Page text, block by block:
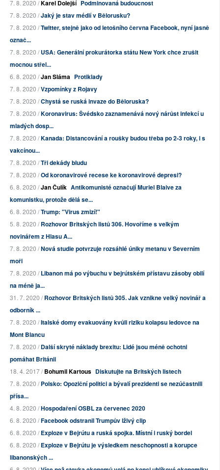
7. 8. 2020 /Karel Dolejší Podminovaná budoucnost
7. 8. 2020 /Jaký je stav médií v Bělorusku?
7. 8. 2020 /Twitter, stejně jako od letošního června Facebook, nyní jasně
označ...
7. 8. 2020 /USA: Generální prokurátorka státu New York chce zrušit
mocnou střel...
6. 8. 2020 /Jan Sláma Protiklady
7. 8. 2020 /Vzpomínky z Rojavy
7. 8. 2020 /Chystá se ruská invaze do Běloruska?
7. 8. 2020 /Koronavirus: Švédsko zaznamenává nový nárůst infekcí u
mladých dosp...
7. 8. 2020 /Kanada: Distancování a roušky budou třeba po 2-3 roky, i s
vakcínou...
7. 8. 2020 /Tři dekády bludu
7. 8. 2020 /Od koronavirové recese ke koronavirové depresi?
6. 8. 2020 /Jan Čulík Antikomunisté označují Muriel Blaive za
komunistku, protože dělá se...
6. 8. 2020 /Trump: "Virus zmizí!"
5. 8. 2020 /Rozhovor Britských listů 306. Hovoříme s velkým
novinářem z Hlasu A...
7. 8. 2020 /Nová studie potvrzuje rozsáhlé úniky metanu v Severním
moři
7. 8. 2020 /Libanon má po výbuchu v bejrútském přístavu zásoby obilí
na méně ja...
31. 7. 2020 /Rozhovor Britských listů 305. Jak vznikne velký novinář a
odborník ...
7. 8. 2020 /Italské domy evakuovány kvůli riziku kolapsu ledovce na
Mont Blancu
7. 8. 2020 /Další skryté náklady brexitu: Lidé jsou méně ochotni
pomáhat Británii
18. 4. 2017 /Bohumil Kartous Diskutujte na Britských listech
7. 8. 2020 /Polsko: Opoziční politici a bývalí prezidenti se nezúčastnili
přísa...
4. 8. 2020 /Hospodaření OSBL za červenec 2020
6. 8. 2020 /Facebook odstranil Trumpův lživý clip
6. 8. 2020 /Exploze v Bejrútu a ruská spojka. Místní i ruský bordel
6. 8. 2020 /Exploze v Bejrútu je výsledkem neschopnosti a korupce
libanonských ...